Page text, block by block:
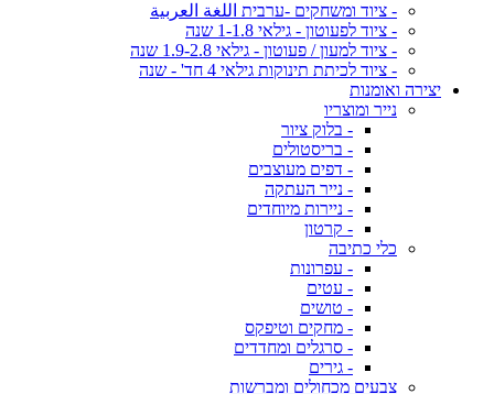
- ציוד ומשחקים -ערבית اللغة العربية
- ציוד לפעוטון - גילאי 1-1.8 שנה
- ציוד למעון / פעוטון - גילאי 1.9-2.8 שנה
- ציוד לכיתת תינוקות גילאי 4 חד' - שנה
יצירה ואומנות
נייר ומוצריו
- בלוק ציור
- בריסטולים
- דפים מעוצבים
- נייר העתקה
- ניירות מיוחדים
- קרטון
כלי כתיבה
- עפרונות
- עטים
- טושים
- מחקים וטיפקס
- סרגלים ומחדדים
- גירים
צבעים מכחולים ומברשות